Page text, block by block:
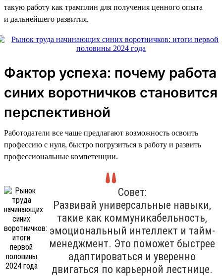
такую работу как трамплин для получения ценного опыта
и дальнейшего развития.
Фактор успеха: почему работа
синих воротничков становится
перспективной
Работодатели все чаще предлагают возможность освоить
профессию с нуля, быстро погрузиться в работу и развить
профессиональные компетенции.
Совет:
Развивай универсальные навыки,
такие как коммуникабельность,
эмоциональный интеллект и тайм-
менеджмент. Это поможет быстрее
адаптироваться и уверенно
двигаться по карьерной лестнице.